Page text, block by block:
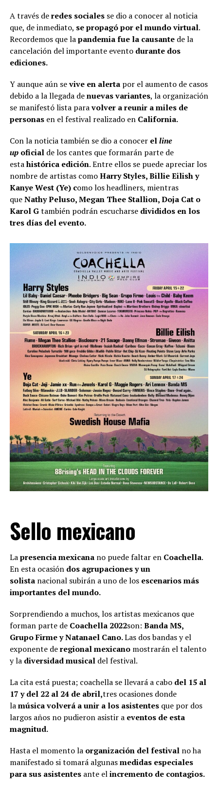
A través deredes sociales se dio a conocer al noticia
que, de inmediato, se propagó por el mundo virtual.
Recordemos que lapandemia fue la causante de la
cancelación del importante evento durante dos
ediciones.
Y aunque aún sevive en alerta por el aumento de casos
debido a la llegada denuevas variantes, la organización
se manifestó lista paravolver a reunir a miles de
personas en el festival realizado en California.
Con la noticia también se dio a conocer elline
up oficial de los cantes que formarán parte de
estahistórica edición. Entre ellos se puede apreciar los
nombre de artistas comoHarry Styles, Billie Eilish y
Kanye West (Ye) como los headliners, mientras
queNathy Peluso, Megan Thee Stallion, Doja Cat o
Karol Gtambién podrán escucharse divididos en los
tres días del evento.
Sello mexicano
Lapresencia mexicana no puede faltar en Coachella.
En esta ocasión dos agrupaciones y un
solista nacional subirán a uno de los escenarios más
importantes del mundo.
Sorprendiendo a muchos, los artistas mexicanos que
forman parte de Coachella 2022son: Banda MS,
Grupo Firme y Natanael Cano.Las dos bandas y el
exponente deregional mexicano mostrarán el talento
y la diversidad musical del festival.
La cita está puesta; coachella se llevará a cabo del 15 al
17 y del 22 al 24 de abril,tres ocasiones donde
lamúsica volverá a unir a los asistentes que por dos
largos años no pudieron asistir a eventos de esta
magnitud.
Hasta el momento la organización del festival no ha
manifestado si tomará algunasmedidas especiales
para sus asistentes ante elincremento de contagios.